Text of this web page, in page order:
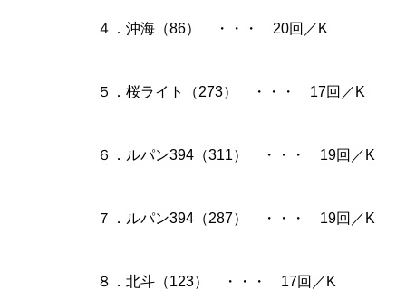
４．沖海（86） ・・・ 20回／K
５．桜ライト（273） ・・・ 17回／K
６．ルパン394（311） ・・・ 19回／K
７．ルパン394（287） ・・・ 19回／K
８．北斗（123） ・・・ 17回／K